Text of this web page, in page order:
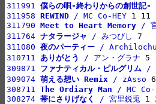
311991 僕らの唄-終わりからの創世記-
311958 REWIND / MC Co-HEY
311790 Meet to Heart Memory /
311764 ナタラージャ / みつびし
311080 夜のパーティー /
310711 ありがとう / アン・グラナ
309871 ファナティカル・ピルグリム /
309074 萌える想い Remix / zAsso
308711 The Ordiary Man / MC Co-
308274 帯にさりげなく
/ 宮里鋭兎